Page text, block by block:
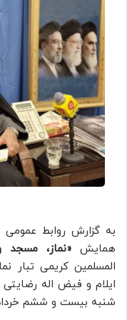
به گزارش روابط عمومی
همایش «نماز، مسجد
المسلمین کریمی تبار
ایلام و فیض اله
شنبه بیست و ششم